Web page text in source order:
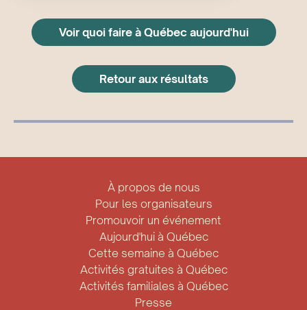
Voir quoi faire à Québec aujourd'hui
Retour aux résultats
À propos de nous
Pour les organisateurs
Promouvoir un événement
Aujourd'hui à Québec
Cette semaine à Québec
Activités gratuites à Québec
Activités familiales à Québec
Presse